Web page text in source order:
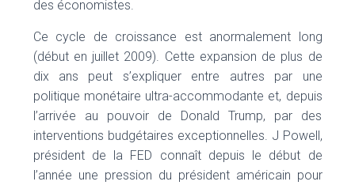
des économistes.
Ce cycle de croissance est anormalement long
(début en juillet 2009). Cette expansion de plus de
dix ans peut s’expliquer entre autres par une
politique monétaire ultra-accommodante et, depuis
l’arrivée au pouvoir de Donald Trump, par des
interventions budgétaires exceptionnelles. J Powell,
président de la FED connaît depuis le début de
l’année une pression du président américain pour